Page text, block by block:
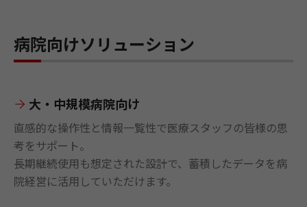
病院向けソリューション
大・中規模病院向け
直感的な操作性と情報一覧性で医療スタッフの皆様の思
考をサポート。
長期継続使用も想定された設計で、蓄積したデータを病
院経営に活用していただけます。